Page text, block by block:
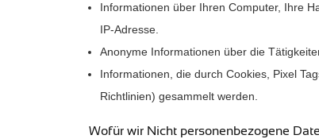
Informationen über Ihren Computer, Ihre
IP-Adresse.
Anonyme Informationen über die
Informationen, die durch Cookies, Pixel
Richtlinien) gesammelt werden.
Wofür wir Nicht personenbezogene